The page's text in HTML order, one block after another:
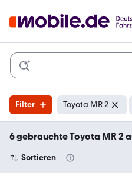
Filter Toyota MR 2
6 gebrauchte Toyota MR 2
Sortieren